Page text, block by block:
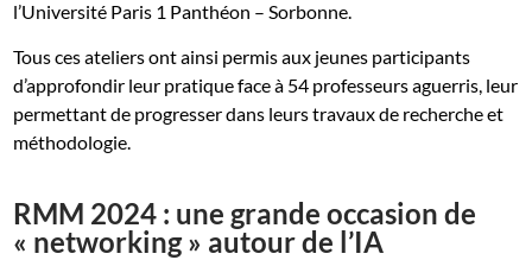
l’Université Paris 1 Panthéon – Sorbonne.
Tous ces ateliers ont ainsi permis aux jeunes participants
d’approfondir leur pratique face à 54 professeurs aguerris, leur
permettant de progresser dans leurs travaux de recherche et
méthodologie.
RMM 2024 : une grande occasion de
« networking » autour de l’IA